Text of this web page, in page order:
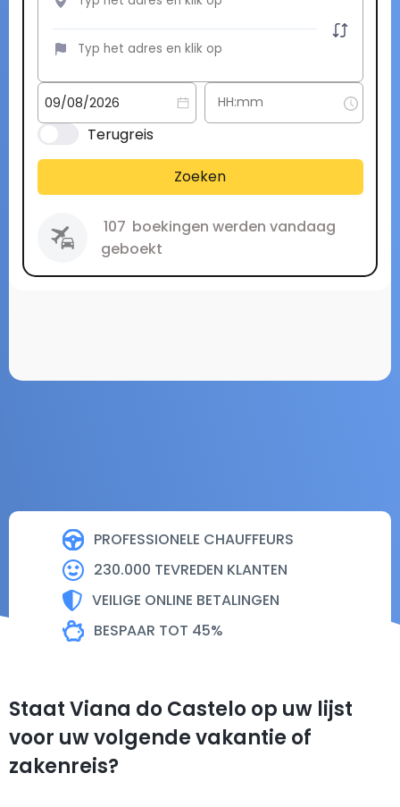
PROFESSIONELE CHAUFFEURS
230.000 TEVREDEN KLANTEN
VEILIGE ONLINE BETALINGEN
BESPAAR TOT 45%
Terugreis
Zoeken
107 boekingen werden vandaag
geboekt
Staat Viana do Castelo op uw lijst
voor uw volgende vakantie of
zakenreis?